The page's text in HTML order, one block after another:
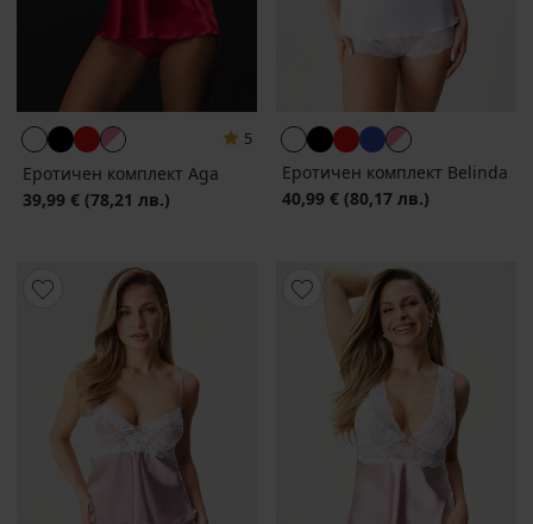
5
Еротичен комплект Aga
39,99 € (78,21 лв.)
Еротичен комплект Belinda
40,99 € (80,17 лв.)